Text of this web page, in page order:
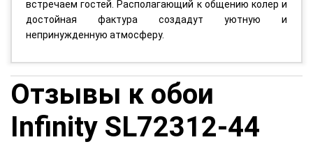
встречаем гостей. Располагающий к общению колер и
достойная фактура создадут уютную и
непринужденную атмосферу.
Отзывы к обои
Infinity SL72312-44